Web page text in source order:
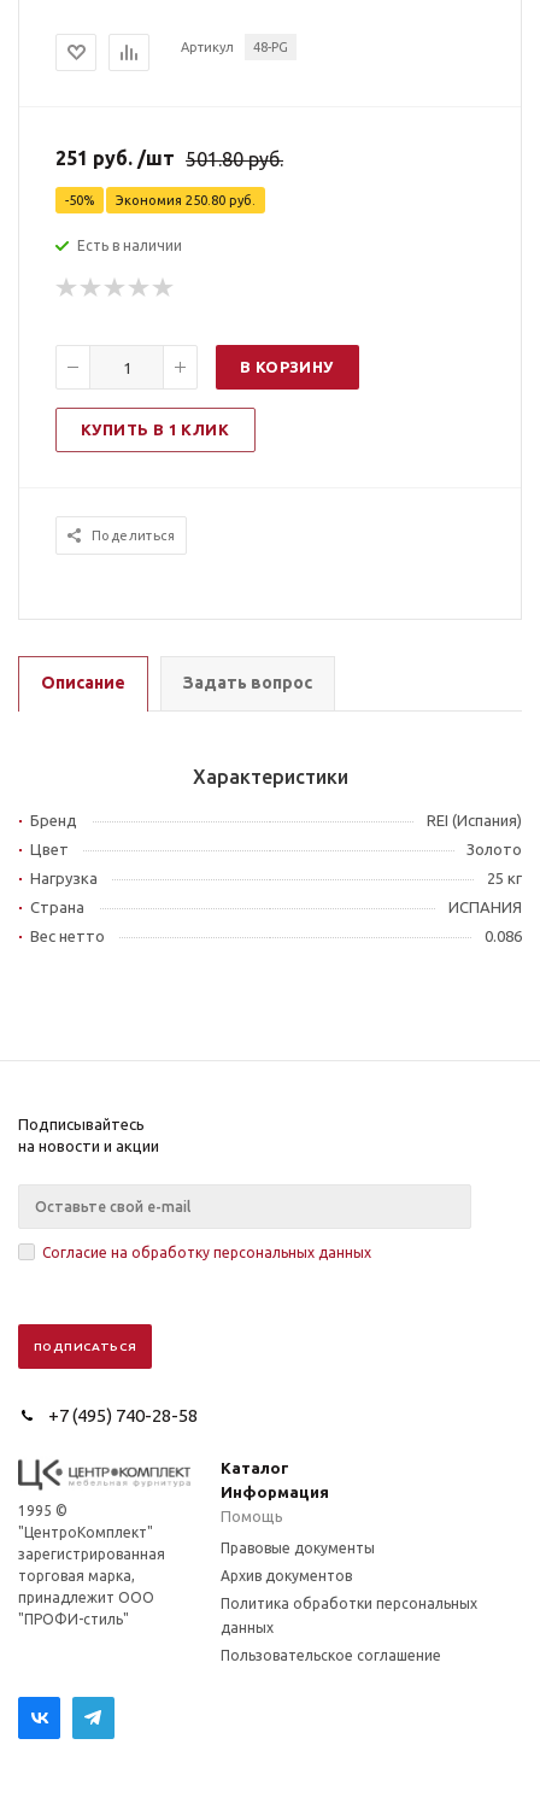
Артикул 48-PG
251 руб. /шт 501.80руб.
-50% Экономия 250.80 руб.
Есть в наличии
В КОРЗИНУ
КУПИТЬ В 1 КЛИК
Поделиться
Описание Задать вопрос
Характеристики
Бренд
REI (Испания)
Цвет
Золото
Нагрузка
25 кг
Страна
ИСПАНИЯ
Вес нетто
0.086
Подписывайтесь
на новости и акции
Согласие на обработку персональных данных
+7 (495) 740-28-58
1995 ©
"ЦентроКомплект"
зарегистрированная
торговая марка,
принадлежит ООО
"ПРОФИ-стиль"
Каталог
Информация
Помощь
Правовые документы
Архив документов
Политика обработки персональных
данных
Пользовательское соглашение